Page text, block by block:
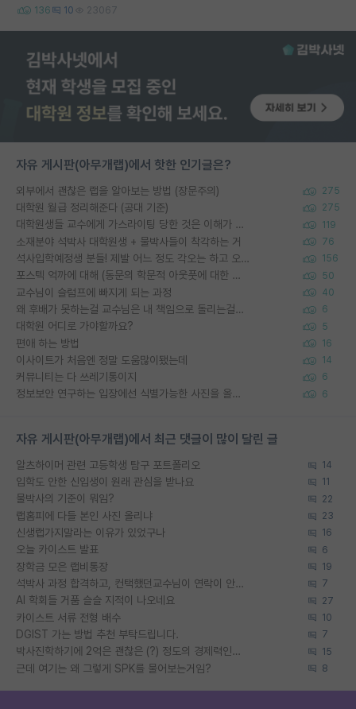
136 10 23067
자유 게시판(아무개랩)에서 핫한 인기글은?
외부에서 괜찮은 랩을 알아보는 방법 (장문주의) 275
대학원 월급 정리해준다 (공대 기준) 275
대학원생들 교수에게 가스라이팅 당한 것은 이해가 갑니다. 안타깝네요. 119
소재분야 석박사 대학원생 + 물박사들이 착각하는 거 76
석사입학예정생 분들! 제발 어느 정도 각오는 하고 오세요. 156
포스텍 억까에 대해 (동문의 학문적 아웃풋에 대한 반박) 50
교수님이 슬럼프에 빠지게 되는 과정 40
왜 후배가 못하는걸 교수님은 내 책임으로 돌리는걸까요? 6
대학원 어디로 가야할까요? 5
편애 하는 방법 16
이사이트가 처음엔 정말 도움많이됐는데 14
커뮤니티는 다 쓰레기통이지 6
정보보안 연구하는 입장에선 식별가능한 사진을 올리는건 비추이긴함 6
자유 게시판(아무개랩)에서 최근 댓글이 많이 달린 글
알츠하이머 관련 고등학생 탐구 포트폴리오 14
입학도 안한 신입생이 원래 관심을 받나요 11
물박사의 기준이 뭐임? 22
랩홈피에 다들 본인 사진 올리냐 23
신생랩가지말라는 이유가 있었구나 16
오늘 카이스트 발표 6
장학금 모은 랩비통장 19
석박사 과정 합격하고, 컨택했던교수님이 연락이 안됩니다... 7
AI 학회들 거품 슬슬 지적이 나오네요 27
카이스트 서류 전형 배수 10
DGIST 가는 방법 추천 부탁드립니다. 7
박사진학하기에 2억은 괜찮은 (?) 정도의 경제력인가요 15
근데 여기는 왜 그렇게 SPK를 물어보는거임? 8